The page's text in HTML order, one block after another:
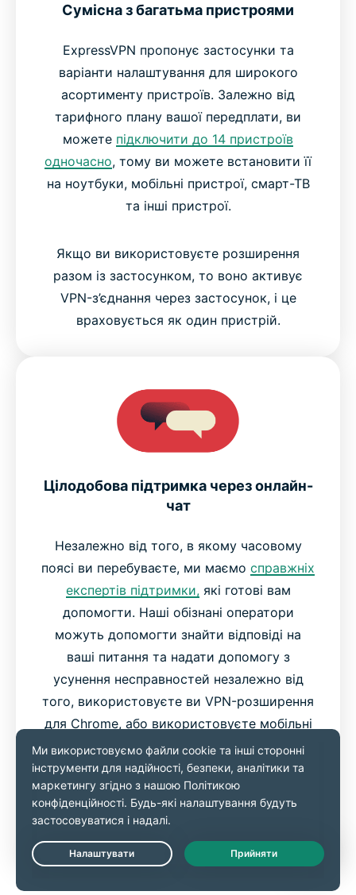
Сумісна з багатьма пристроями
ExpressVPN пропонує застосунки та
варіанти налаштування для широкого
асортименту пристроїв. Залежно від
тарифного плану вашої передплати, ви
можете підключити до 14 пристроїв
одночасно, тому ви можете встановити її
на ноутбуки, мобільні пристрої, смарт-ТВ
та інші пристрої.
Якщо ви використовуєте розширення
разом із застосунком, то воно активує
VPN-з’єднання через застосунок, і це
враховується як один пристрій.
Цілодобова підтримка через онлайн-
чат
Незалежно від того, в якому часовому
поясі ви перебуваєте, ми маємо справжніх
експертів підтримки,які готові вам
допомогти. Наші обізнані оператори
можуть допомогти знайти відповіді на
ваші питання та надати допомогу з
усунення несправностей незалежно від
того, використовуєте ви VPN-розширення
для Chrome, або використовуєте мобільні
застосунки ExpressVPN.
Ви можете перейти на портал з онлайн-
чатом на нашому сайті або безпосередньо
з вашого VPN-розширення для Chrome.
Live Chat